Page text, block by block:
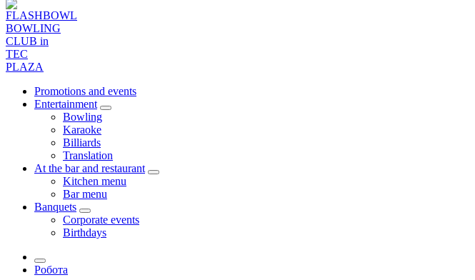
Promotions and events
Entertainment
Bowling
Karaoke
Billiards
Translation
At the bar and restaurant
Kitchen menu
Bar menu
Banquets
Corporate events
Birthdays
Робота